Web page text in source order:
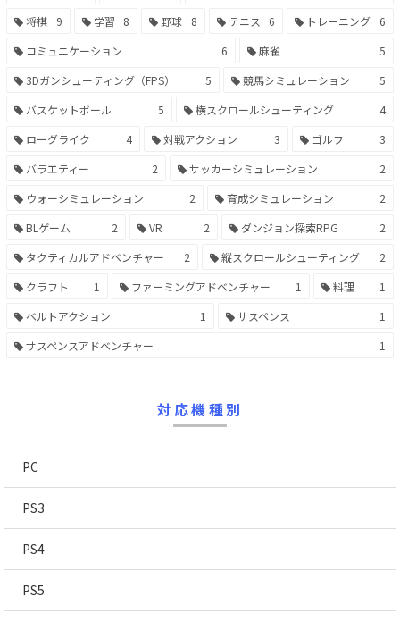
将棋
9 学習 8 野球 8 テニス 6 トレーニング
6
コミュニケーション
6 麻雀
5
3Dガンシューティング（FPS）
5 競馬シミュレーション
5
バスケットボール
5 横スクロールシューティング
4
ローグライク
4 対戦アクション 3 ゴルフ
3
バラエティー
2 サッカーシミュレーション
2
ウォーシミュレーション
2 育成シミュレーション
2
BLゲーム
2 VR 2 ダンジョン探索RPG
2
タクティカルアドベンチャー
2 縦スクロールシューティング
2
クラフト
1 ファーミングアドベンチャー 1 料理
1
ベルトアクション
1 サスペンス
1
サスペンスアドベンチャー
1
対応機種別
PC
PS3
PS4
PS5